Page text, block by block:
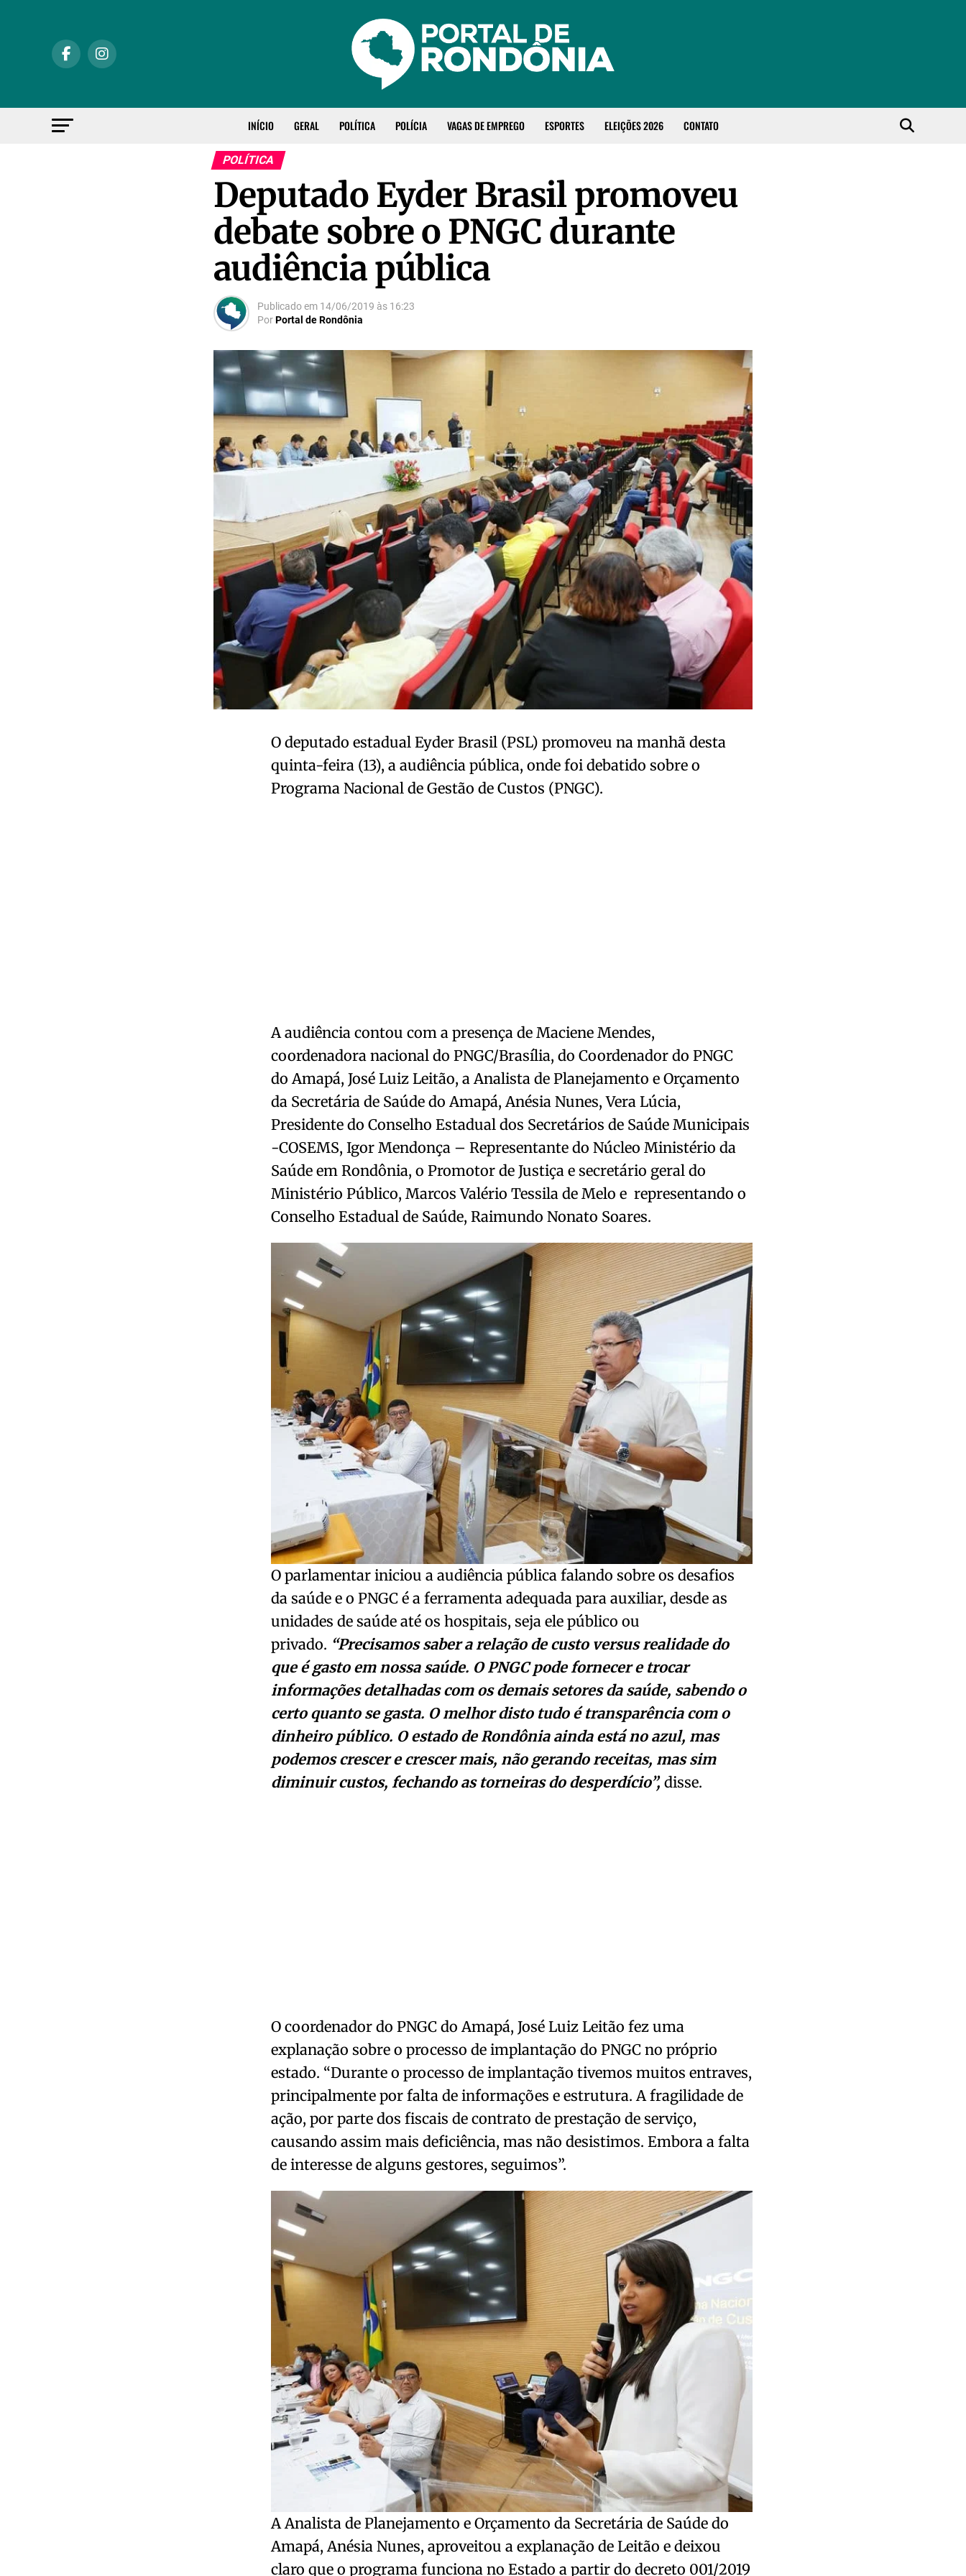
INÍCIO GERAL POLÍTICA POLÍCIA VAGAS DE EMPREGO ESPORTES ELEIÇÕES 2026 CONTATO
POLÍTICA
Deputado Eyder Brasil promoveu
debate sobre o PNGC durante
audiência pública
Publicado em 14/06/2019 às 16:23
PorPortal de Rondônia
O deputado estadual Eyder Brasil (PSL) promoveu na manhã desta
quinta-feira (13), a audiência pública, onde foi debatido sobre o
Programa Nacional de Gestão de Custos (PNGC).
A audiência contou com a presença de Maciene Mendes,
coordenadora nacional do PNGC/Brasília, do Coordenador do PNGC
do Amapá, José Luiz Leitão, a Analista de Planejamento e Orçamento
da Secretária de Saúde do Amapá, Anésia Nunes, Vera Lúcia,
Presidente do Conselho Estadual dos Secretários de Saúde Municipais
-COSEMS, Igor Mendonça – Representante do Núcleo Ministério da
Saúde em Rondônia, o Promotor de Justiça e secretário geral do
Ministério Público, Marcos Valério Tessila de Melo e representando o
Conselho Estadual de Saúde, Raimundo Nonato Soares.
O parlamentar iniciou a audiência pública falando sobre os desafios
da saúde e o PNGC é a ferramenta adequada para auxiliar, desde as
unidades de saúde até os hospitais, seja ele público ou
privado. “Precisamos saber a relação de custo versus realidade do
que é gasto em nossa saúde. O PNGC pode fornecer e trocar
informações detalhadas com os demais setores da saúde, sabendo o
certo quanto se gasta. O melhor disto tudo é transparência com o
dinheiro público. O estado de Rondônia ainda está no azul, mas
podemos crescer e crescer mais, não gerando receitas, mas sim
diminuir custos, fechando as torneiras do desperdício”, disse.
O coordenador do PNGC do Amapá, José Luiz Leitão fez uma
explanação sobre o processo de implantação do PNGC no próprio
estado. “Durante o processo de implantação tivemos muitos entraves,
principalmente por falta de informações e estrutura. A fragilidade de
ação, por parte dos fiscais de contrato de prestação de serviço,
causando assim mais deficiência, mas não desistimos. Embora a falta
de interesse de alguns gestores, seguimos”.
A Analista de Planejamento e Orçamento da Secretária de Saúde do
Amapá, Anésia Nunes, aproveitou a explanação de Leitão e deixou
claro que o programa funciona no Estado a partir do decreto 001/2019